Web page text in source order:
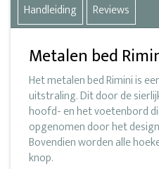
Handleiding
Reviews
Metalen bed
Het metalen bed Rimini is
uitstraling. Dit door de
hoofd- en het voetenbord
opgenomen door het
Bovendien worden alle
knop.